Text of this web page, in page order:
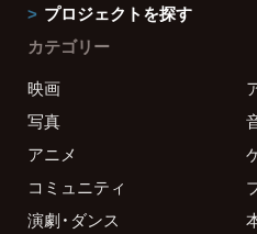
プロジェクトを探す
カテゴリー
映画
写真
アニメ
コミュニティ
演劇・ダンス